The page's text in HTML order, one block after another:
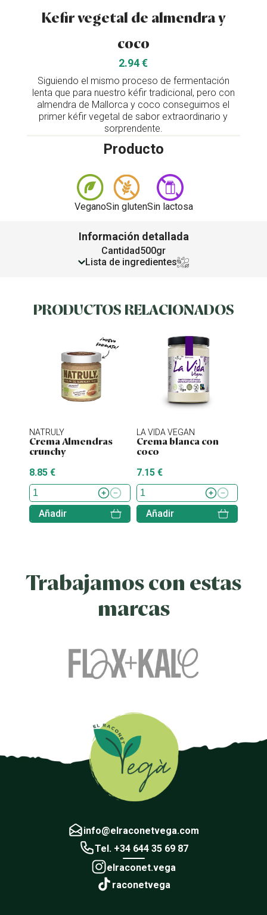
Kefir vegetal de almendra y
coco
2.94 €
Siguiendo el mismo proceso de fermentación
lenta que para nuestro kéfir tradicional, pero con
almendra de Mallorca y coco conseguimos el
primer kéfir vegetal de sabor extraordinario y
sorprendente.
Producto
VeganoSin glutenSin lactosa
Información detallada
Cantidad500gr
Lista de ingredientes
PRODUCTOS RELACIONADOS
NATRULY
Crema Almendras
crunchy
8.85 €
Añadir
LA VIDA VEGAN
Crema blanca con
coco
7.15 €
Añadir
Trabajamos con estas
marcas
info@elraconetvega.com
Tel. +34 644 35 69 87
elraconet.vega
raconetvega